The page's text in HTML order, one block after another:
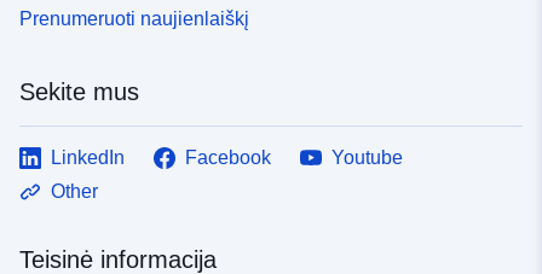
Prenumeruoti naujienlaiškį
Sekite mus
LinkedIn Facebook
Youtube
Other
Teisinė informacija